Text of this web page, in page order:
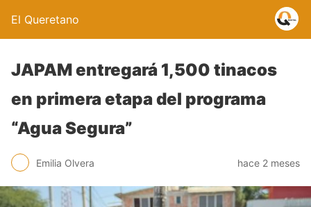
El Queretano
JAPAM entregará 1,500 tinacos
en primera etapa del programa
“Agua Segura”
Emilia Olvera hace 2 meses